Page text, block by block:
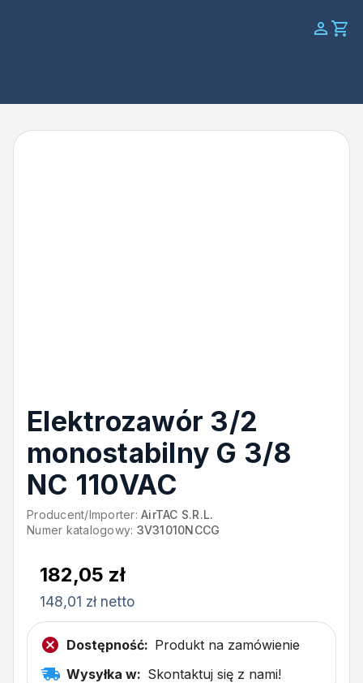
Elektrozawór 3/2
monostabilny G 3/8
NC 110VAC
Producent/Importer: AirTAC S.R.L.
Numer katalogowy: 3V31010NCCG
182,05 zł
148,01 zł netto
Dostępność: Produkt na zamówienie
Wysyłka w: Skontaktuj się z nami!